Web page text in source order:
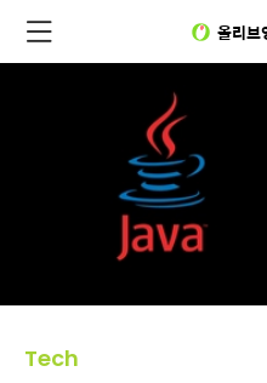
올리브
Tech